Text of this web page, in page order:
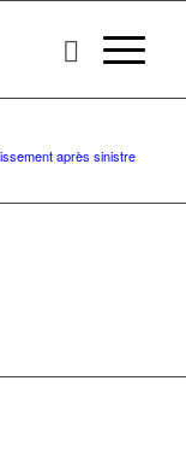
après sinistre